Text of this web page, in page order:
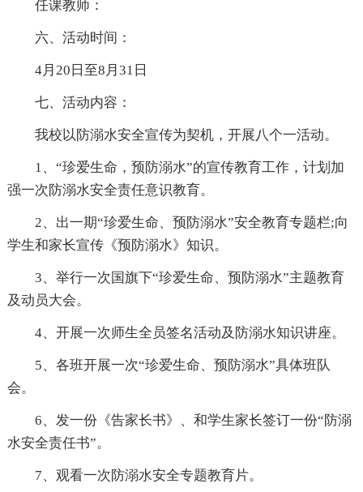
任课教师：
六、活动时间：
4月20日至8月31日
七、活动内容：
我校以防溺水安全宣传为契机，开展八个一活动。
1、“珍爱生命，预防溺水”的宣传教育工作，计划加
强一次防溺水安全责任意识教育。
2、出一期“珍爱生命、预防溺水”安全教育专题栏;向
学生和家长宣传《预防溺水》知识。
3、举行一次国旗下“珍爱生命、预防溺水”主题教育
及动员大会。
4、开展一次师生全员签名活动及防溺水知识讲座。
5、各班开展一次“珍爱生命、预防溺水”具体班队
会。
6、发一份《告家长书》、和学生家长签订一份“防溺
水安全责任书”。
7、观看一次防溺水安全专题教育片。